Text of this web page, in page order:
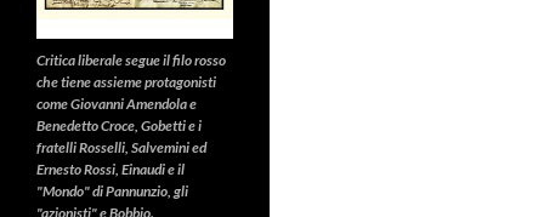
Critica liberalesegue il filo rosso
che tiene assieme protagonisti
come Giovanni Amendola e
Benedetto Croce, Gobetti e i
fratelli Rosselli, Salvemini ed
Ernesto Rossi, Einaudi e il
"Mondo" di Pannunzio, gli
"azionisti" e Bobbio.